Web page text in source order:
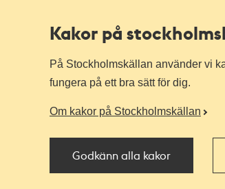
Kakor på
På Stockholmskällan använder vi
fungera på ett bra sätt för dig.
Om kakor på Stockholmskällan
Godkänn alla kakor